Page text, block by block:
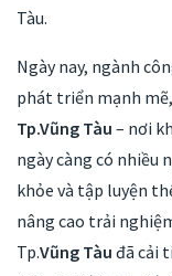
Tàu.
Ngày nay, ngành
phát triển mạnh
Tp.Vũng Tàu – nơi
ngày càng có nhiều
khỏe và tập luyện
nâng cao trải
Tp.Vũng Tàu đã cải